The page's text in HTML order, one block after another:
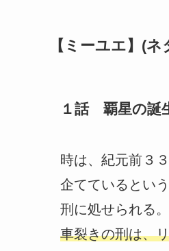
【ミーユエ】(
１話 覇星の誕
時は、紀元前３
企てているとい
刑に処せられる。
車裂きの刑は、